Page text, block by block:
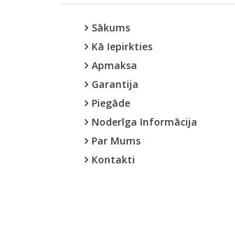
Sākums
Kā Iepirkties
Apmaksa
Garantija
Piegāde
Noderīga Informācija
Par Mums
Kontakti